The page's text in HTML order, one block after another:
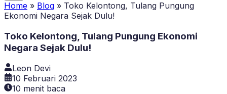
Home » Blog » Toko Kelontong, Tulang Pungung
Ekonomi Negara Sejak Dulu!
Toko Kelontong, Tulang Pungung Ekonomi
Negara Sejak Dulu!
Leon Devi
10 Februari 2023
10 menit baca